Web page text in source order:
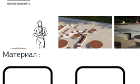
Материал :